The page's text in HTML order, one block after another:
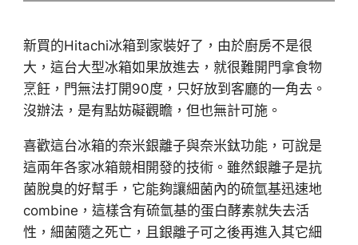
新買的Hitachi冰箱到家裝好了，由於廚房不是很
大，這台大型冰箱如果放進去，就很難開門拿食物
烹飪，門無法打開90度，只好放到客廳的一角去。
沒辦法，是有點妨礙觀瞻，但也無計可施。
喜歡這台冰箱的奈米銀離子與奈米鈦功能，可說是
這兩年各家冰箱競相開發的技術。雖然銀離子是抗
菌脫臭的好幫手，它能夠讓細菌內的硫氫基迅速地
combine，這樣含有硫氫基的蛋白酵素就失去活
性，細菌隨之死亡，且銀離子可之後再進入其它細